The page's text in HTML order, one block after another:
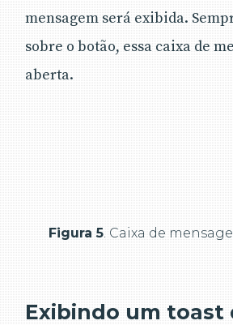
mensagem será exibida.
sobre o botão, essa caixa de
aberta.
Figura 5. Caixa de
Exibindo um toast